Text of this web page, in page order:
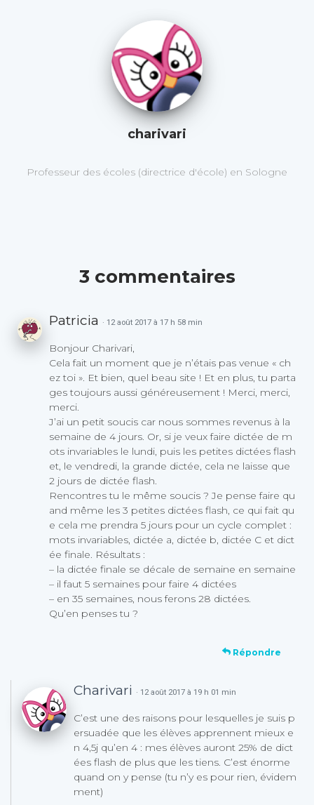
charivari
Professeur des écoles (directrice d'école) en Sologne
3 commentaires
Patricia · 12 août 2017 à 17 h 58 min
Bonjour Charivari,
Cela fait un moment que je n’étais pas venue « ch
ez toi ». Et bien, quel beau site ! Et en plus, tu parta
ges toujours aussi généreusement ! Merci, merci,
merci.
J’ai un petit soucis car nous sommes revenus à la
semaine de 4 jours. Or, si je veux faire dictée de m
ots invariables le lundi, puis les petites dictées flash
et, le vendredi, la grande dictée, cela ne laisse que
2 jours de dictée flash.
Rencontres tu le même soucis ? Je pense faire qu
and même les 3 petites dictées flash, ce qui fait qu
e cela me prendra 5 jours pour un cycle complet :
mots invariables, dictée a, dictée b, dictée C et dict
ée finale. Résultats :
– la dictée finale se décale de semaine en semaine
– il faut 5 semaines pour faire 4 dictées
– en 35 semaines, nous ferons 28 dictées.
Qu’en penses tu ?
Répondre
Charivari · 12 août 2017 à 19 h 01 min
C’est une des raisons pour lesquelles je suis p
ersuadée que les élèves apprennent mieux e
n 4,5j qu’en 4 : mes élèves auront 25% de dict
ées flash de plus que les tiens. C’est énorme
quand on y pense (tu n’y es pour rien, évidem
ment)